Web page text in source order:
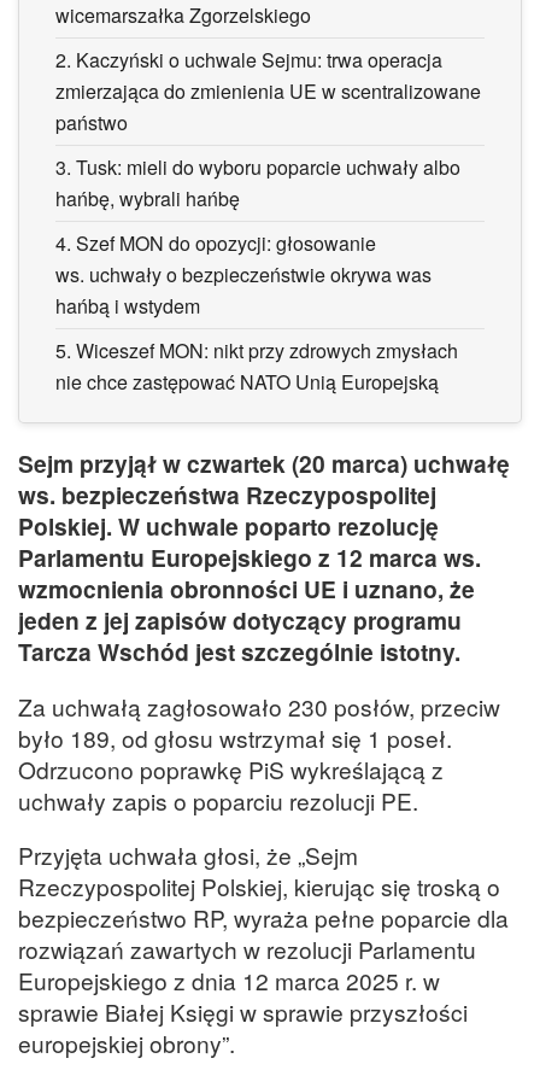
wicemarszałka Zgorzelskiego
2. Kaczyński o uchwale Sejmu: trwa operacja
zmierzająca do zmienienia UE w scentralizowane
państwo
3. Tusk: mieli do wyboru poparcie uchwały albo
hańbę, wybrali hańbę
4. Szef MON do opozycji: głosowanie
ws. uchwały o bezpieczeństwie okrywa was
hańbą i wstydem
5. Wiceszef MON: nikt przy zdrowych zmysłach
nie chce zastępować NATO Unią Europejską
Sejm przyjął w czwartek (20 marca) uchwałę
ws. bezpieczeństwa Rzeczypospolitej
Polskiej. W uchwale poparto rezolucję
Parlamentu Europejskiego z 12 marca ws.
wzmocnienia obronności UE i uznano, że
jeden z jej zapisów dotyczący programu
Tarcza Wschód jest szczególnie istotny.
Za uchwałą zagłosowało 230 posłów, przeciw
było 189, od głosu wstrzymał się 1 poseł.
Odrzucono poprawkę PiS wykreślającą z
uchwały zapis o poparciu rezolucji PE.
Przyjęta uchwała głosi, że „Sejm
Rzeczypospolitej Polskiej, kierując się troską o
bezpieczeństwo RP, wyraża pełne poparcie dla
rozwiązań zawartych w rezolucji Parlamentu
Europejskiego z dnia 12 marca 2025 r. w
sprawie Białej Księgi w sprawie przyszłości
europejskiej obrony”.